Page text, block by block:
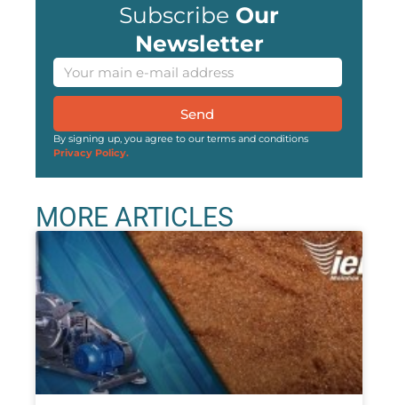
Subscribe Our
Newsletter
Send
By signing up, you agree to our terms and conditions
Privacy Policy.
MORE ARTICLES